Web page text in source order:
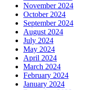
November 2024
October 2024
September 2024
August 2024
July 2024
May 2024
April 2024
March 2024
February 2024
January 2024